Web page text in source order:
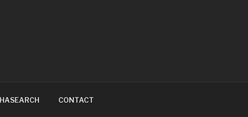
CONTACT